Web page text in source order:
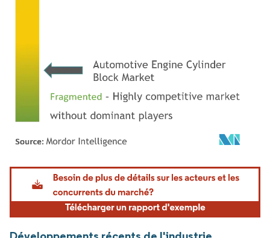
Image © Mordor Intelligence. La réutilisation nécessite une attribution sous CC BY